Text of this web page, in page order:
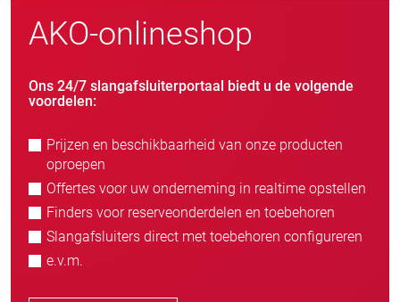
AKO-onlineshop
Ons 24/7 slangafsluiterportaal biedt u de volgende
voordelen:
Prijzen en beschikbaarheid van onze producten
oproepen
Offertes voor uw onderneming in realtime opstellen
Finders voor reserveonderdelen en toebehoren
Slangafsluiters direct met toebehoren configureren
e.v.m.